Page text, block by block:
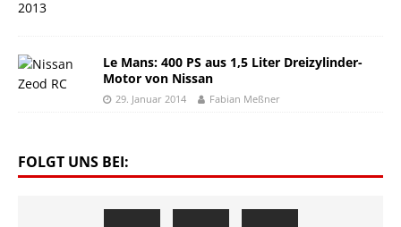
Le Mans: 400 PS aus 1,5 Liter Dreizylinder-
Motor von Nissan
29. Januar 2014 Fabian Meßner
FOLGT UNS BEI: